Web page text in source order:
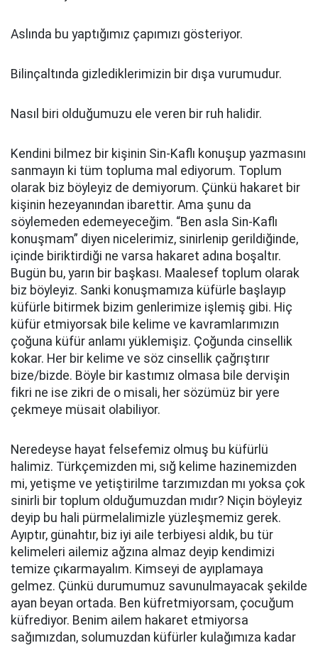
Aslında bu yaptığımız çapımızı gösteriyor.
Bilinçaltında gizlediklerimizin bir dışa vurumudur.
Nasıl biri olduğumuzu ele veren bir ruh halidir.
Kendini bilmez bir kişinin Sin-Kaflı konuşup yazmasını
sanmayın ki tüm topluma mal ediyorum. Toplum
olarak biz böyleyiz de demiyorum. Çünkü hakaret bir
kişinin hezeyanından ibarettir. Ama şunu da
söylemeden edemeyeceğim. “Ben asla Sin-Kaflı
konuşmam” diyen nicelerimiz, sinirlenip gerildiğinde,
içinde biriktirdiği ne varsa hakaret adına boşaltır.
Bugün bu, yarın bir başkası. Maalesef toplum olarak
biz böyleyiz. Sanki konuşmamıza küfürle başlayıp
küfürle bitirmek bizim genlerimize işlemiş gibi. Hiç
küfür etmiyorsak bile kelime ve kavramlarımızın
çoğuna küfür anlamı yüklemişiz. Çoğunda cinsellik
kokar. Her bir kelime ve söz cinsellik çağrıştırır
bize/bizde. Böyle bir kastımız olmasa bile dervişin
fikri ne ise zikri de o misali, her sözümüz bir yere
çekmeye müsait olabiliyor.
Neredeyse hayat felsefemiz olmuş bu küfürlü
halimiz. Türkçemizden mi, sığ kelime hazinemizden
mi, yetişme ve yetiştirilme tarzımızdan mı yoksa çok
sinirli bir toplum olduğumuzdan mıdır? Niçin böyleyiz
deyip bu hali pürmelalimizle yüzleşmemiz gerek.
Ayıptır, günahtır, biz iyi aile terbiyesi aldık, bu tür
kelimeleri ailemiz ağzına almaz deyip kendimizi
temize çıkarmayalım. Kimseyi de ayıplamaya
gelmez. Çünkü durumumuz savunulmayacak şekilde
ayan beyan ortada. Ben küfretmiyorsam, çocuğum
küfrediyor. Benim ailem hakaret etmiyorsa
sağımızdan, solumuzdan küfürler kulağımıza kadar